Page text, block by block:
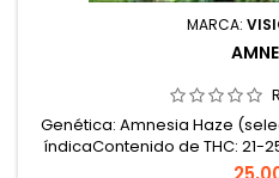
MARCA:
Genética: Amnesia Haze
índicaContenido de THC: 21-
semanas en interiorCosecha